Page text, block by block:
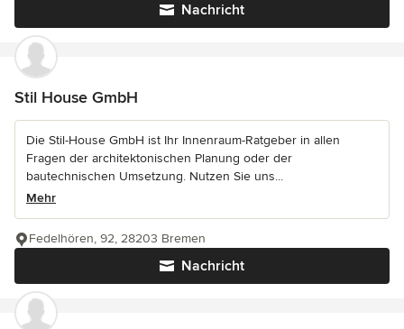
Nachricht
Stil House GmbH
Die Stil-House GmbH ist Ihr Innenraum-Ratgeber in allen
Fragen der architektonischen Planung oder der
bautechnischen Umsetzung. Nutzen Sie uns...
Mehr
Nachricht
Fedelhören, 92, 28203 Bremen